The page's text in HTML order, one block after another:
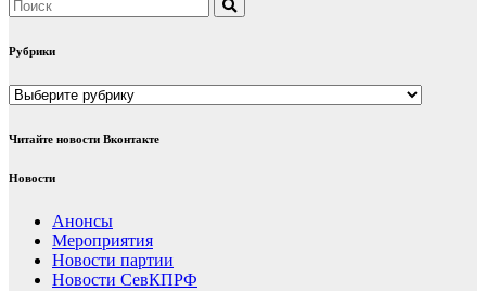
Рубрики
Рубрики
Читайте новости Вконтакте
Новости
Анонсы
Мероприятия
Новости партии
Новости СевКПРФ